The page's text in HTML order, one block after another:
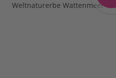
Weltnaturerbe Wattenmeer -